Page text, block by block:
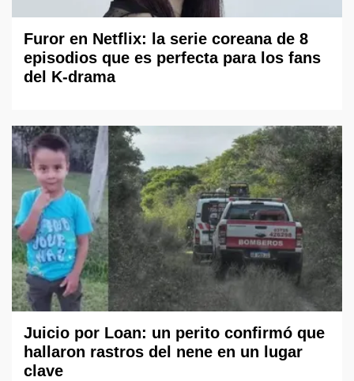
Furor en Netflix: la serie coreana de 8
episodios que es perfecta para los fans
del K-drama
Juicio por Loan: un perito confirmó que
hallaron rastros del nene en un lugar
clave